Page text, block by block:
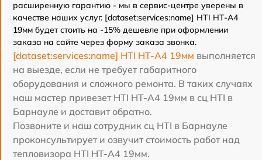
расширенную гарантию - мы в сервис-центре уверены в
качестве наших услуг. [dataset:services:name] HTI HT-A4
19мм будет стоить на -15% дешевле при оформлении
заказа на сайте через форму заказа звонка.
[dataset:services:name] HTI HT-A4 19мм выполняется
на выезде, если не требует габаритного
оборудования и сложного ремонта. В таких случаях
наш мастер привезет HTI HT-A4 19мм в сц HTI в
Барнауле и доставит обратно.
Позвоните и наш сотрудник сц HTI в Барнауле
проконсультирует и озвучит стоимость работ над
тепловизора HTI HT-A4 19мм.